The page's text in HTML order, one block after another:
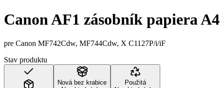
Canon AF1 zásobník papiera A4
pre Canon MF742Cdw, MF744Cdw, X C1127P/i/iF
Stav produktu
Nová bez krabice
Použitá